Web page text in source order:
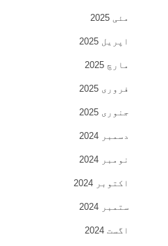
مئی 2025
اپریل 2025
مارچ 2025
فروری 2025
جنوری 2025
دسمبر 2024
نومبر 2024
اکتوبر 2024
ستمبر 2024
اگست 2024